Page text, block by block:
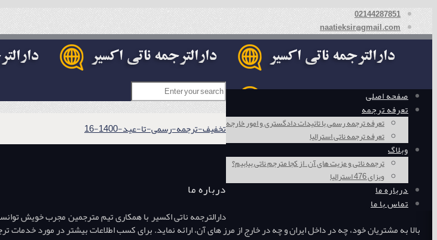
02144287851
naatieksir@gmail.com
صفحه اصلی
تعرفه ترجمه
تعرفه ترجمه رسمی با تائیدات دادگستری و امور خارجه
تعرفه ترجمه ناتی استرالیا
وبلاگ
ترجمه ناتی و مزیت های آن – از کجا مترجم ناتی بیابیم؟
ویزای 476 استرالیا
درباره ما
تماس با ما
تخفیف-ترجمه-رسمی-تا-عید-1400-16
درباره ما
دارالترجمه ناتی اکسیر با همکاری تیم مترجمین مجرب خویش
بالا به مشتریان خود، چه در داخل ایران و چه در خارج از مرز های آن، ارائه نماید. برای کسب اطلاعات بیشتر در مورد خدمات